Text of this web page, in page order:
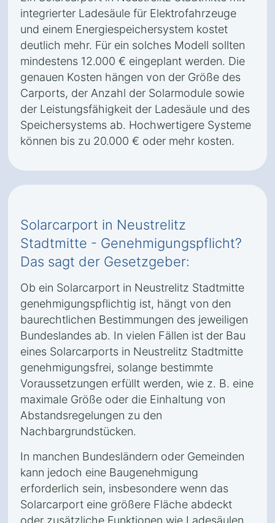
integrierter Ladesäule für Elektrofahrzeuge
und einem Energiespeichersystem kostet
deutlich mehr. Für ein solches Modell sollten
mindestens 12.000 € eingeplant werden. Die
genauen Kosten hängen von der Größe des
Carports, der Anzahl der Solarmodule sowie
der Leistungsfähigkeit der Ladesäule und des
Speichersystems ab. Hochwertigere Systeme
können bis zu 20.000 € oder mehr kosten.
Solarcarport in Neustrelitz
Stadtmitte - Genehmigungspflicht?
Das sagt der Gesetzgeber:
Ob ein Solarcarport in Neustrelitz Stadtmitte
genehmigungspflichtig ist, hängt von den
baurechtlichen Bestimmungen des jeweiligen
Bundeslandes ab. In vielen Fällen ist der Bau
eines Solarcarports in Neustrelitz Stadtmitte
genehmigungsfrei, solange bestimmte
Voraussetzungen erfüllt werden, wie z. B. eine
maximale Größe oder die Einhaltung von
Abstandsregelungen zu den
Nachbargrundstücken.
In manchen Bundesländern oder Gemeinden
kann jedoch eine Baugenehmigung
erforderlich sein, insbesondere wenn das
Solarcarport eine größere Fläche abdeckt
oder zusätzliche Funktionen wie Ladesäulen